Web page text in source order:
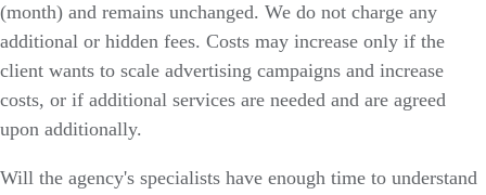
(month) and remains unchanged. We do not charge any
additional or hidden fees. Costs may increase only if the
client wants to scale advertising campaigns and increase
costs, or if additional services are needed and are agreed
upon additionally.
Will the agency's specialists have enough time to understand